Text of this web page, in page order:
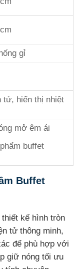
gỉ
tử, hiển thị nhiệt
mở êm ái
buffet
Buffet
kế hình tròn
tử thông minh,
để phù hợp với
giữ nóng tối ưu